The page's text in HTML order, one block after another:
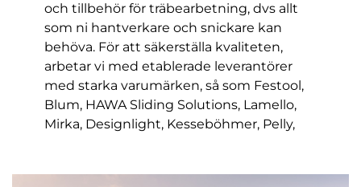
och tillbehör för träbearbetning, dvs allt
som ni hantverkare och snickare kan
behöva. För att säkerställa kvaliteten,
arbetar vi med etablerade leverantörer
med starka varumärken, så som Festool,
Blum, HAWA Sliding Solutions, Lamello,
Mirka, Designlight, Kesseböhmer, Pelly,